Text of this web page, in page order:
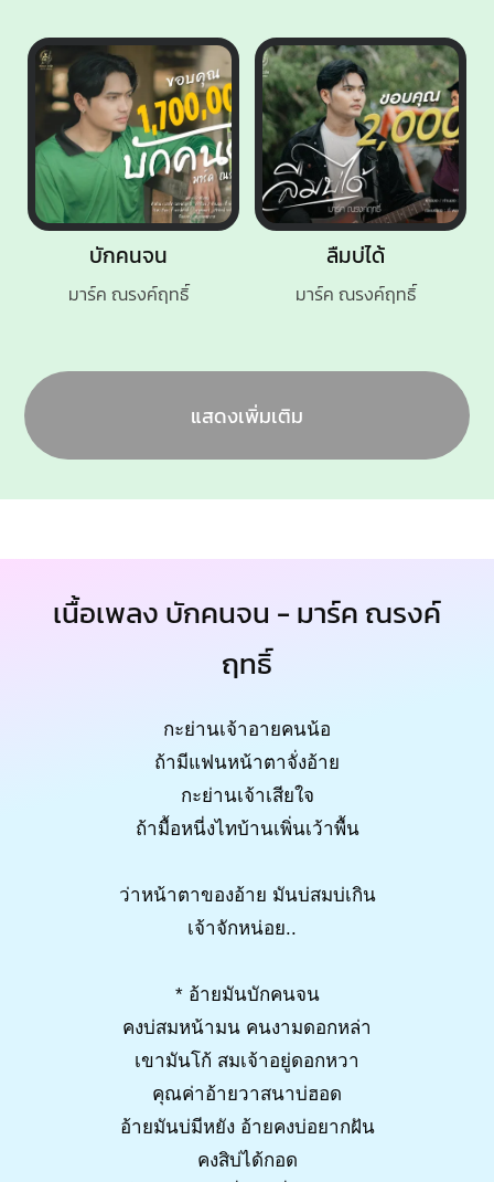
บักคนจน
มาร์ค ณรงค์ฤทธิ์
ลืมบ่ได้
มาร์ค ณรงค์ฤทธิ์
แสดงเพิ่มเติม
เนื้อเพลง บักคนจน - มาร์ค ณรงค์
ฤทธิ์
กะย่านเจ้าอายคนน้อ
ถ้ามีแฟนหน้าตาจั่งอ้าย
กะย่านเจ้าเสียใจ
ถ้ามื้อหนี่งไทบ้านเพิ่นเว้าพื้น
ว่าหน้าตาของอ้าย มันบ่สมบ่เกิน
เจ้าจักหน่อย..
* อ้ายมันบักคนจน
คงบ่สมหน้ามน คนงามดอกหล่า
เขามันโก้ สมเจ้าอยู่ดอกหวา
คุณค่าอ้ายวาสนาบ่ฮอด
อ้ายมันบ่มีหยัง อ้ายคงบ่อยากฝัน
คงสิบ่ได้กอด